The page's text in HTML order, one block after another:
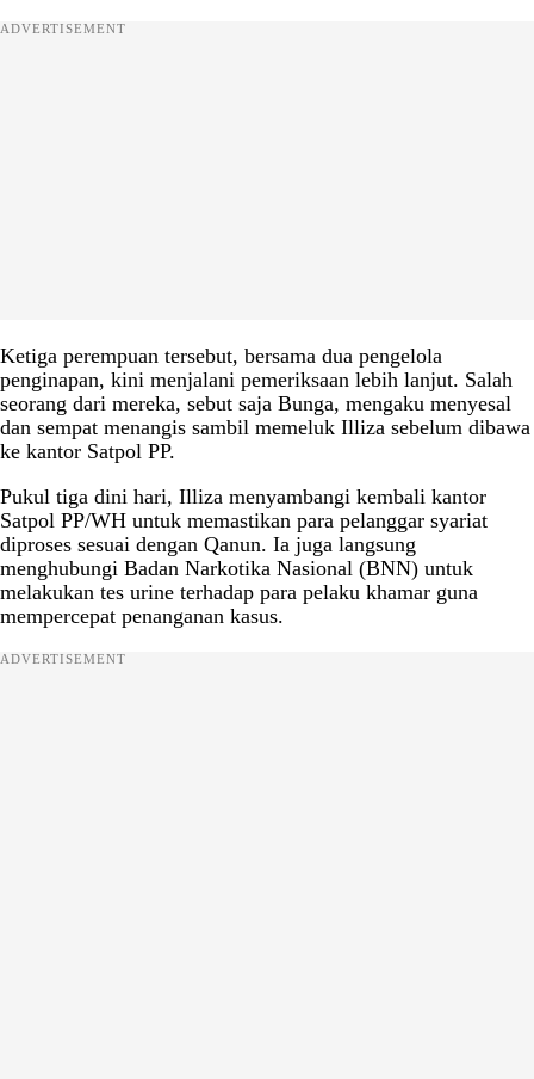
ADVERTISEMENT
Ketiga perempuan tersebut, bersama dua pengelola
penginapan, kini menjalani pemeriksaan lebih lanjut. Salah
seorang dari mereka, sebut saja Bunga, mengaku menyesal
dan sempat menangis sambil memeluk Illiza sebelum dibawa
ke kantor Satpol PP.
Pukul tiga dini hari, Illiza menyambangi kembali kantor
Satpol PP/WH untuk memastikan para pelanggar syariat
diproses sesuai dengan Qanun. Ia juga langsung
menghubungi Badan Narkotika Nasional (BNN) untuk
melakukan tes urine terhadap para pelaku khamar guna
mempercepat penanganan kasus.
ADVERTISEMENT